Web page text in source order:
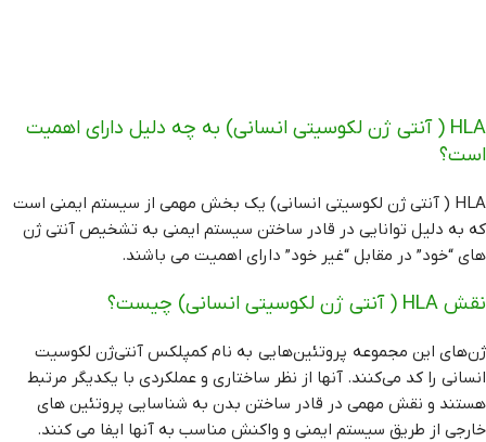
HLA ( آنتی ژن لکوسیتی انسانی) به چه دلیل دارای اهمیت
است؟
HLA ( آنتی ژن لکوسیتی انسانی) یک بخش مهمی از سیستم ایمنی است
که به دلیل توانایی در قادر ساختن سیستم ایمنی به تشخیص آنتی ژن
های “خود” در مقابل “غیر خود” دارای اهمیت می باشند.
نقش HLA ( آنتی ژن لکوسیتی انسانی) چیست؟
ژن‌های این مجموعه پروتئین‌هایی به نام کمپلکس آنتی‌ژن لکوسیت
انسانی را کد می‌کنند. آنها از نظر ساختاری و عملکردی با یکدیگر مرتبط
هستند و نقش مهمی در قادر ساختن بدن به شناسایی پروتئین های
خارجی از طریق سیستم ایمنی و واکنش مناسب به آنها ایفا می کنند.